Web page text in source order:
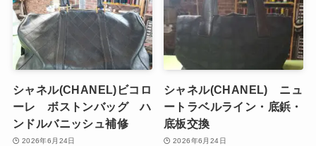
シャネル(CHANEL)ビコロ
ーレ ボストンバッグ ハ
ンドルバニッシュ補修
2026年6月24日
シャネル(CHANEL) ニュ
ートラベルライン・底鋲・
底板交換
2026年6月24日